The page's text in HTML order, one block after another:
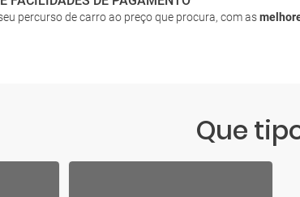
percurso de carro ao preço que procura, com as
Que